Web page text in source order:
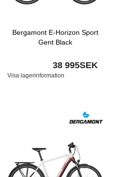
Bergamont E-Horizon Sport
Gent Black
38 995SEK
Visa lagerinformation